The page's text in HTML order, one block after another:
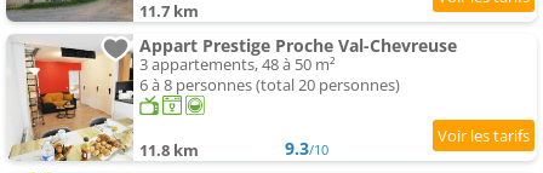
11.7 km
Appart Prestige Proche Val-Chevreuse
3 appartements, 48 à 50 m²
6 à 8 personnes (total 20 personnes)
11.8 km 9.3/10